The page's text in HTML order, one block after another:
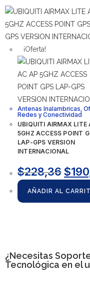
¡Oferta!
Antenas Inalambricas
Redes y Conectividad
UBIQUITI AIRMAX LITE
5GHZ ACCESS POINT
LAP-GPS VERSION
INTERNACIONAL
$228,36$
AÑADIR AL
¿Necesitas
Tecnológica en el